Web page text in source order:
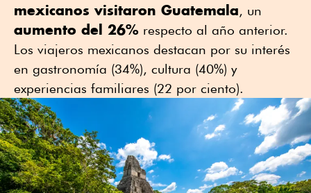
mexicanos visitaron Guatemala, un
aumento del 26% respecto al año anterior.
Los viajeros mexicanos destacan por su interés
en gastronomía (34%), cultura (40%) y
experiencias familiares (22 por ciento).